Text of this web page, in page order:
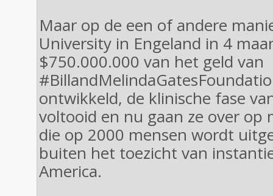
Maar op de een of andere
University in Engeland in 4
$750.000.000 van het geld van
ontwikkeld, de klinische fase
voltooid en nu gaan ze over op
die op 2000 mensen wordt
buiten het toezicht van
America.